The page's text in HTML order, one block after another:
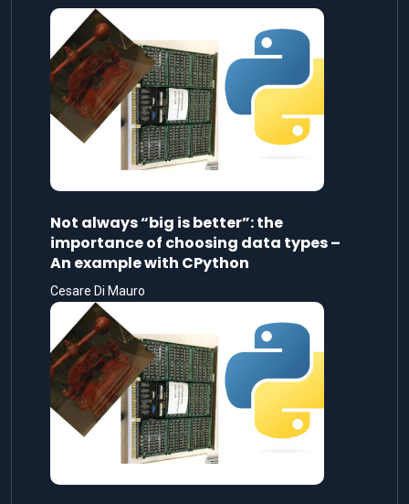
Not always “big is better”: the
importance of choosing data types –
An example with CPython
Cesare Di Mauro